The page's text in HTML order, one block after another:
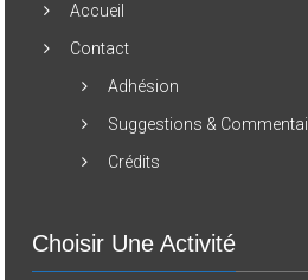
Accueil
Contact
Adhésion
Suggestions &
Crédits
Choisir Une Activité